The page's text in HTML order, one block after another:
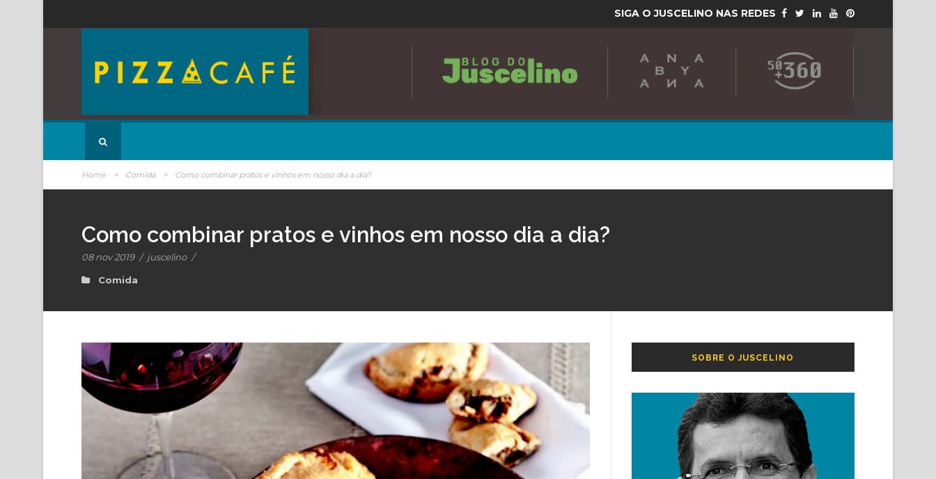
SIGA O JUSCELINO NAS REDES
Home > Comida > Como combinar pratos e vinhos em nosso dia a dia?
Como combinar pratos e vinhos em nosso dia a dia?
08 nov 2019 / juscelino /
Comida
SOBRE O JUSCELINO